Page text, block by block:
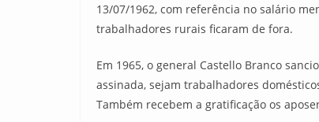
13/07/1962, com referência no salário
trabalhadores rurais ficaram de fora.
Em 1965, o general Castello Branco
assinada, sejam trabalhadores
Também recebem a gratificação os